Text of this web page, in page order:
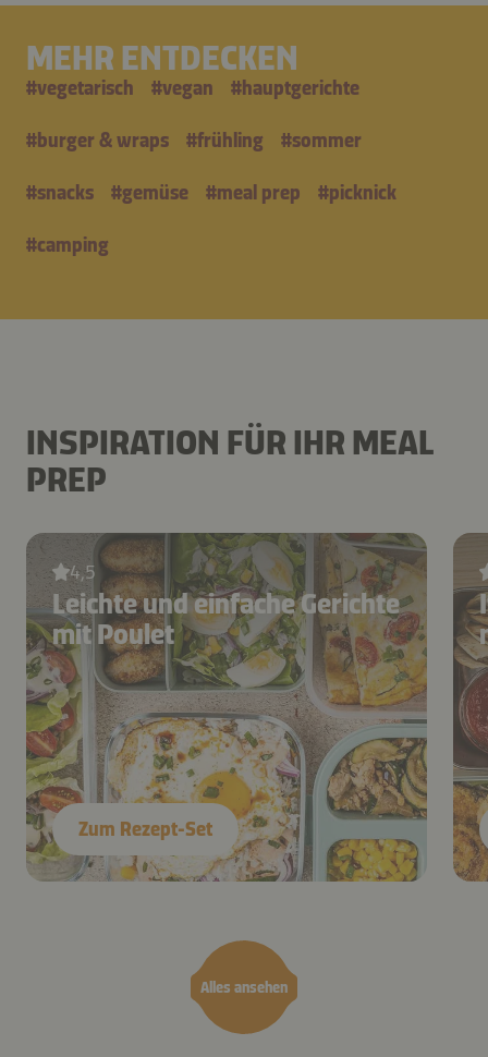
MEHR ENTDECKEN
#vegetarisch #vegan #hauptgerichte
#burger & wraps #frühling #sommer
#snacks #gemüse #meal prep #picknick
#camping
INSPIRATION FÜR IHR MEAL
PREP
Alles ansehen
4,5
Leichte und einfache Gerichte
mit Poulet
Zum Rezept-Set